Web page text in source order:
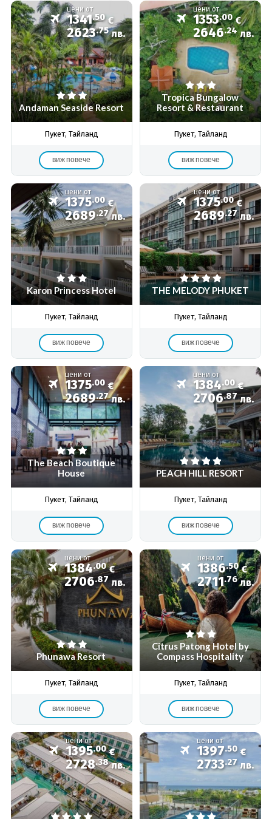
цени от
1341.50 €
2623.75 лв.
Andaman Seaside Resort
Пукет, Тайланд
виж повече
цени от
1353.00 €
2646.24 лв.
Tropica Bungalow
Resort & Restaurant
Пукет, Тайланд
виж повече
цени от
1375.00 €
2689.27 лв.
Karon Princess Hotel
Пукет, Тайланд
виж повече
цени от
1375.00 €
2689.27 лв.
THE MELODY PHUKET
Пукет, Тайланд
виж повече
цени от
1375.00 €
2689.27 лв.
The Beach Boutique
House
Пукет, Тайланд
виж повече
цени от
1384.00 €
2706.87 лв.
PEACH HILL RESORT
Пукет, Тайланд
виж повече
цени от
1384.00 €
2706.87 лв.
Phunawa Resort
Пукет, Тайланд
виж повече
цени от
1386.50 €
2711.76 лв.
Citrus Patong Hotel by
Compass Hospitality
Пукет, Тайланд
виж повече
цени от
1395.00 €
2728.38 лв.
цени от
1397.50 €
2733.27 лв.